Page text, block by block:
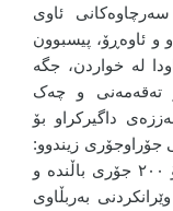
ئاوی
و ئاوەڕۆ، پیسبوون
لە خواردن، جگە
تەقەمەنی و چەک
داگیرکراو بۆ
جۆراوجۆری زیندوو:
تا ساڵی ٢٠٢٣غەززە شوێنی نێوان ١٥٠ بۆ ٢٠٠ جۆری باڵندە و
وێرانکردنی بەربڵاوی